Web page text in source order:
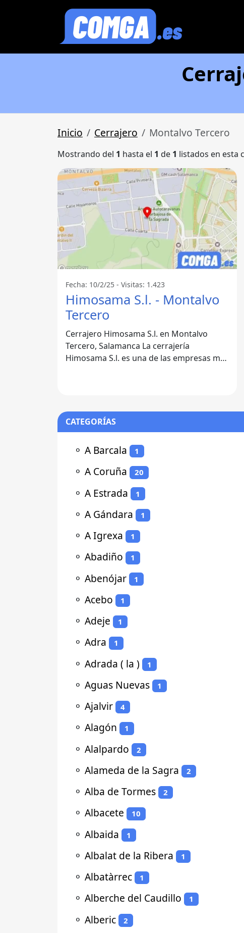
Inicio Cerrajero Montalvo Tercero
Mostrando del 1 hasta el 1 de 1 listados en esta
Fecha: 10/2/25 - Visitas: 1.423
Himosama S.l. - Montalvo
Tercero
Cerrajero Himosama S.l. en Montalvo
Tercero, Salamanca La cerrajería
Himosama S.l. es una de las empresas más
CATEGORÍAS
⚬ A Barcala 1
⚬ A Coruña 20
⚬ A Estrada 1
⚬ A Gándara 1
⚬ A Igrexa 1
⚬ Abadiño 1
⚬ Abenójar 1
⚬ Acebo 1
⚬ Adeje 1
⚬ Adra 1
⚬ Adrada ( la ) 1
⚬ Aguas Nuevas 1
⚬ Ajalvir 4
⚬ Alagón 1
⚬ Alalpardo 2
⚬ Alameda de la Sagra 2
⚬ Alba de Tormes 2
⚬ Albacete 10
⚬ Albaida 1
⚬ Albalat de la Ribera 1
⚬ Albatàrrec 1
⚬ Alberche del Caudillo 1
⚬ Alberic 2